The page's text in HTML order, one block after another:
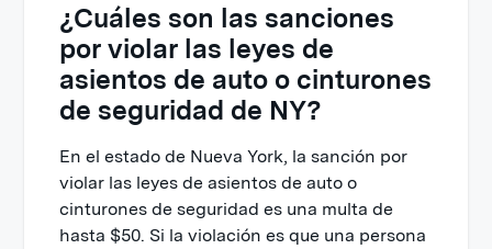
¿Cuáles son las sanciones
por violar las leyes de
asientos de auto o cinturones
de seguridad de NY?
En el estado de Nueva York, la sanción por
violar las leyes de asientos de auto o
cinturones de seguridad es una multa de
hasta $50. Si la violación es que una persona